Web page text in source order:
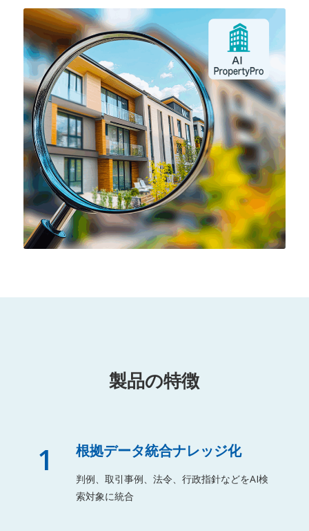
製品の特徴
1 根拠データ統合ナレッジ化
判例、取引事例、法令、行政指針などをAI検
索対象に統合